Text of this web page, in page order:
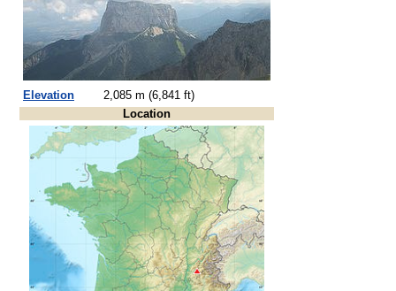
Elevation
2,085 m (6,841 ft)
Location